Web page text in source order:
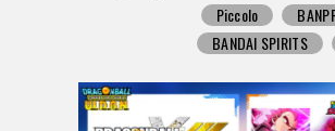
Piccolo
BANDAI SPIRITS